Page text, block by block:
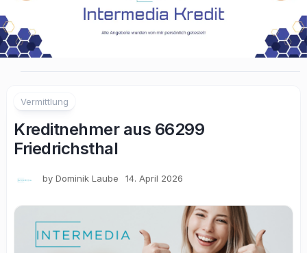
Vermittlung
Kreditnehmer aus 66299
Friedrichsthal
by Dominik Laube 14. April 2026